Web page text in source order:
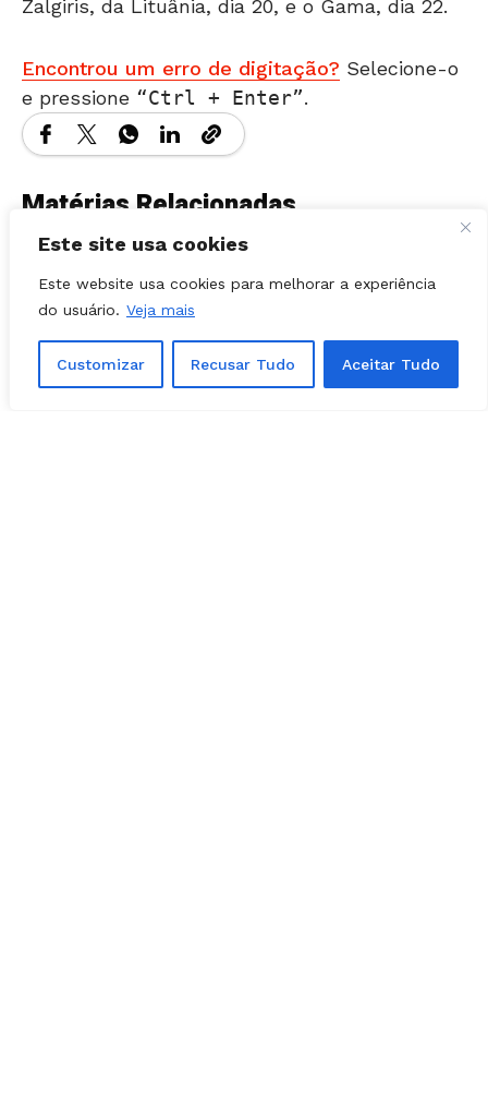
Este site usa cookies
Este website usa cookies para melhorar a experiência
do usuário. Veja mais
Customizar Recusar Tudo Aceitar Tudo
e pressione Ctrl + Enter .
Matérias Relacionadas